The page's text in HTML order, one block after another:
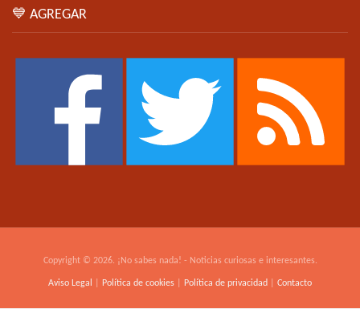
💙 AGREGAR
Copyright © 2026. ¡No sabes nada! - Noticias curiosas e interesantes.
Aviso Legal Política de cookies Política de privacidad Contacto